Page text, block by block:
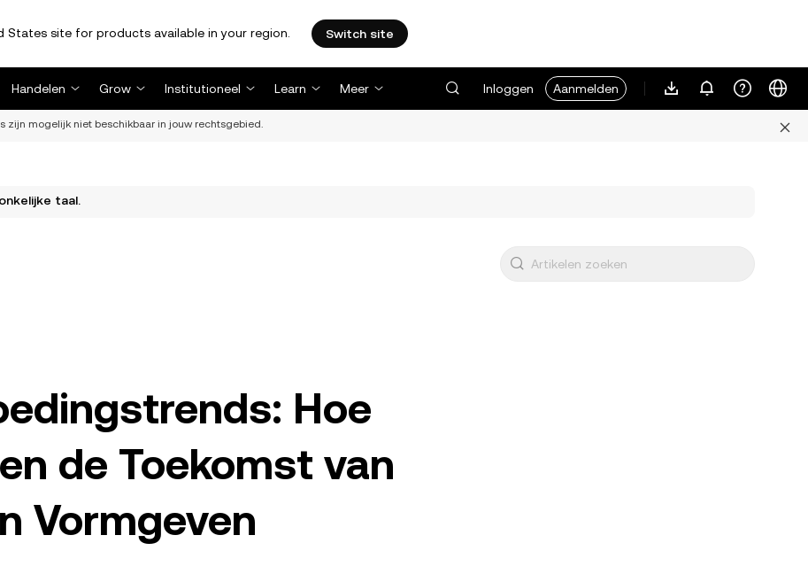
site for products available in your region. Switch site
Handelen Grow Institutioneel Learn Meer Inloggen Aanmelden
zijn mogelijk niet beschikbaar in jouw rechtsgebied.
taal.
Hoe
de Toekomst van
Vormgeven